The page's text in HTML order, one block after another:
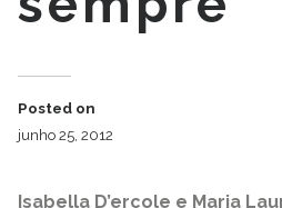
Posted on
junho 25, 2012
Isabella D’ercole e Maria